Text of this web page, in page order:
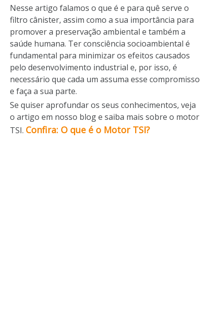
Nesse artigo falamos o que é e para quê serve o
filtro cânister, assim como a sua importância para
promover a preservação ambiental e também a
saúde humana. Ter consciência socioambiental é
fundamental para minimizar os efeitos causados
pelo desenvolvimento industrial e, por isso, é
necessário que cada um assuma esse compromisso
e faça a sua parte.
Se quiser aprofundar os seus conhecimentos, veja
o artigo em nosso blog e saiba mais sobre o motor
TSI. Confira: O que é o Motor TSI?